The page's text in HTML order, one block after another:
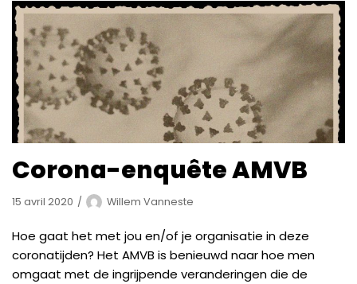
Corona-enquête AMVB
15 avril 2020 Willem Vanneste
Hoe gaat het met jou en/of je organisatie in deze
coronatijden? Het AMVB is benieuwd naar hoe men
omgaat met de ingrijpende veranderingen die de